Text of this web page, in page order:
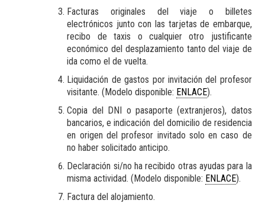
Facturas originales del viaje o billetes
electrónicos junto con las tarjetas de embarque,
recibo de taxis o cualquier otro justificante
económico del desplazamiento tanto del viaje de
ida como el de vuelta.
Liquidación de gastos por invitación del profesor
visitante. (Modelo disponible: ENLACE).
Copia del DNI o pasaporte (extranjeros), datos
bancarios, e indicación del domicilio de residencia
en origen del profesor invitado solo en caso de
no haber solicitado anticipo.
Declaración si/no ha recibido otras ayudas para la
misma actividad. (Modelo disponible: ENLACE).
Factura del alojamiento.